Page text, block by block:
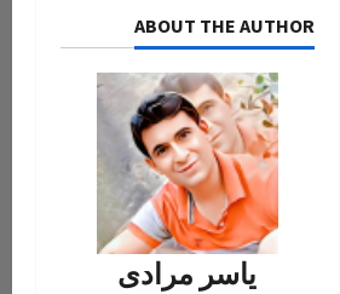
ABOUT THE AUTHOR
یاسر مرادی